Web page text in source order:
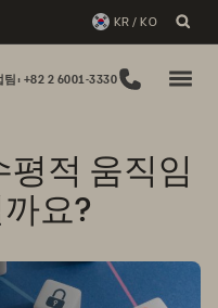
KR / KO
팀: +82 2 6001-3330
적 움직임
요?